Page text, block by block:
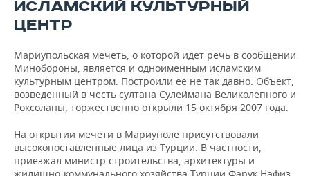
ИСЛАМСКИЙ КУЛЬТУРНЫЙ
ЦЕНТР
Мариупольская мечеть, о которой идет речь в сообщении
Минобороны, является и одноименным исламским
культурным центром. Построили ее не так давно. Объект,
возведенный в честь султана Сулеймана Великолепного и
Роксоланы, торжественно открыли 15 октября 2007 года.
На открытии мечети в Мариуполе присутствовали
высокопоставленные лица из Турции. В частности,
приезжал министр строительства, архитектуры и